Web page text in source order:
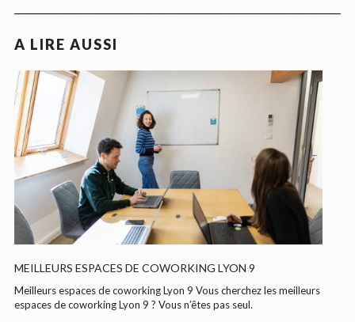
MEILLEURS ESPACES DE COWORKING LYON 9
Meilleurs espaces de coworking Lyon 9 Vous cherchez les meilleurs
espaces de coworking Lyon 9 ? Vous n’êtes pas seul.